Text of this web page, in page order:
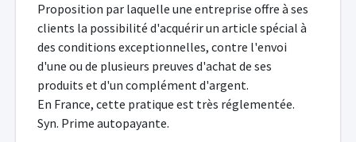
Proposition par laquelle une entreprise offre à ses
clients la possibilité d'acquérir un article spécial à
des conditions exceptionnelles, contre l'envoi
d'une ou de plusieurs preuves d'achat de ses
produits et d'un complément d'argent.
En France, cette pratique est très réglementée.
Syn. Prime autopayante.